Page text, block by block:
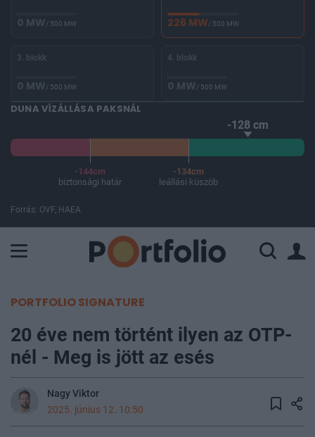
0 MW/ 500 MW 226 MW/ 500 MW
3. blokk
0 MW/ 500 MW
4. blokk
0 MW/ 500 MW
DUNA VÍZÁLLÁSA PAKSNÁL
-128 cm
-144cm
biztonsági határ
-134cm
leállási küszöb
Forrás: OVF, HAEA
PORTFOLIO SIGNATURE
20 éve nem történt ilyen az OTP-
nél - Meg is jött az esés
Nagy Viktor
2025. június 12. 10:50